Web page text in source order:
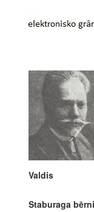
Valdis
Staburaga bērni